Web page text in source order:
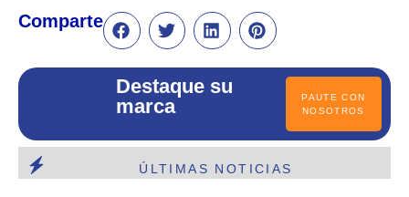
Comparte
Destaque su
marca
PAUTE CON
NOSOTROS
ÚLTIMAS NOTICIAS